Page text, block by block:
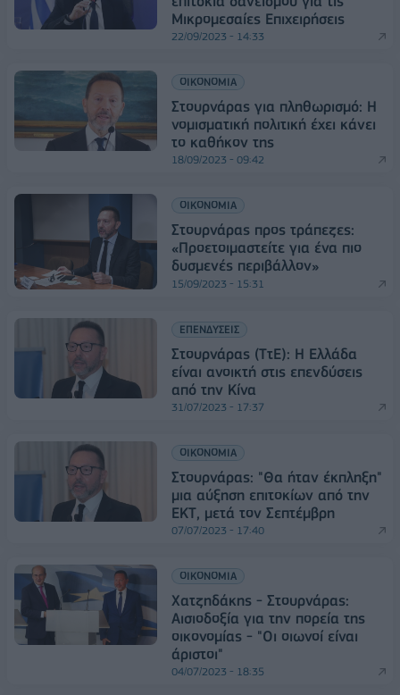
Μικρομεσαίες Επιχειρήσεις
22/09/2023 - 14:33
ΟΙΚΟΝΟΜΙΑ
Στουρνάρας για πληθωρισμό: Η
νομισματική πολιτική έχει κάνει
το καθήκον της
18/09/2023 - 09:42
ΟΙΚΟΝΟΜΙΑ
Στουρνάρας προς τράπεζες:
«Προετοιμαστείτε για ένα πιο
δυσμενές περιβάλλον»
15/09/2023 - 15:31
ΕΠΕΝΔΥΣΕΙΣ
Στουρνάρας (ΤτΕ): Η Ελλάδα
είναι ανοικτή στις επενδύσεις
από την Κίνα
31/07/2023 - 17:37
ΟΙΚΟΝΟΜΙΑ
Στουρνάρας: "Θα ήταν έκπληξη"
μια αύξηση επιτοκίων από την
ΕΚΤ, μετά τον Σεπτέμβρη
07/07/2023 - 17:40
ΟΙΚΟΝΟΜΙΑ
Χατζηδάκης - Στουρνάρας:
Αισιοδοξία για την πορεία της
οικονομίας - "Οι οιωνοί είναι
άριστοι"
04/07/2023 - 18:35